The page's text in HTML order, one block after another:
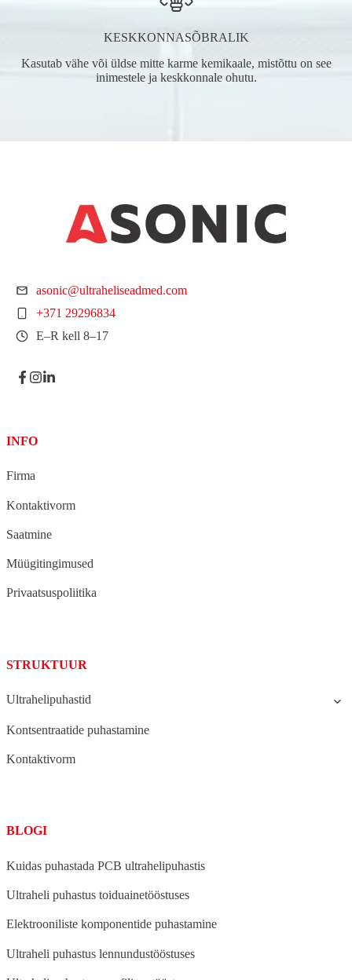
KESKKONNASÕBRALIK
Kasutab vähe või üldse mitte karme kemikaale, mistõttu on see
inimestele ja keskkonnale ohutu.
asonic@ultraheliseadmed.com
+371 29296834
E–R kell 8–17
INFO
Firma
Kontaktivorm
Saatmine
Müügitingimused
Privaatsuspoliitika
STRUKTUUR
Ultrahelipuhastid
Kontsentraatide puhastamine
Kontaktivorm
BLOGI
Kuidas puhastada PCB ultrahelipuhastis
Ultraheli puhastus toiduainetööstuses
Elektrooniliste komponentide puhastamine
Ultraheli puhastus lennundustööstuses